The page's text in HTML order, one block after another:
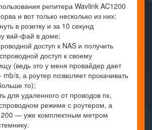
репитера Wavlink AC1200
и вот только несколько из них:
в розетку и за 10 секунд
вай-фай в доме;
доступ к NAS и получить
доступ к своему
(ведь это у меня провайдер дает
s, а роутер позволяет прокачивать
то);
для удаленного от проводов пк,
режиме с роутером, а
— уже комплектным метром